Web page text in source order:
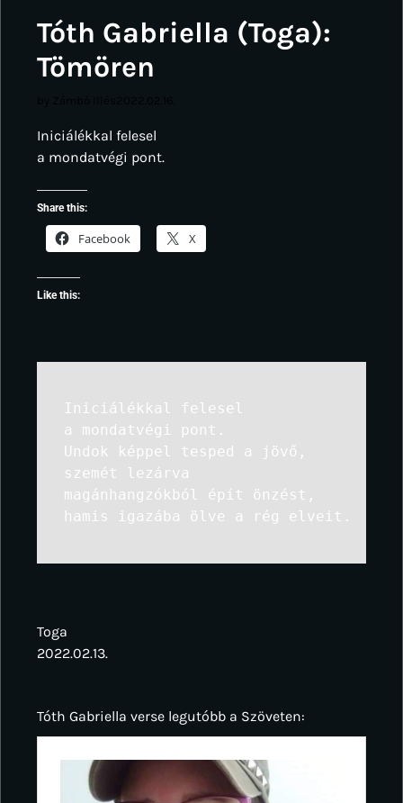
Tóth Gabriella (Toga):
Tömören
Iniciálékkal felesel
a mondatvégi pont.
Share this:
Facebook X
Like this:
Iniciálékkal felesel
a mondatvégi pont.
Undok képpel tesped a jövő,
szemét lezárva
magánhangzókból épít önzést,
hamis igazába ölve a rég elveit.
Toga
2022.02.13.
Tóth Gabriella verse legutóbb a Szöveten: